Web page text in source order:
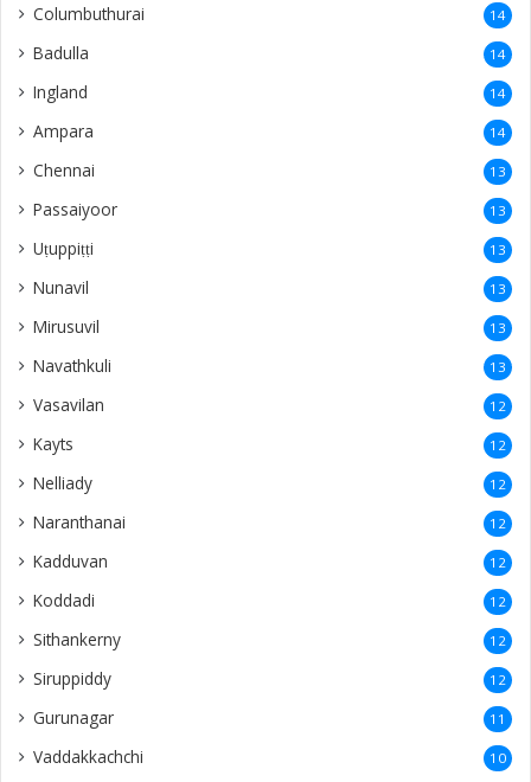
Columbuthurai 14
Badulla 14
Ingland 14
Ampara 14
Chennai 13
Passaiyoor 13
Uṭuppiṭṭi 13
Nunavil 13
Mirusuvil 13
Navathkuli 13
Vasavilan 12
Kayts 12
Nelliady 12
Naranthanai 12
Kadduvan 12
Koddadi 12
Sithankerny 12
Siruppiddy 12
Gurunagar 11
Vaddakkachchi 10